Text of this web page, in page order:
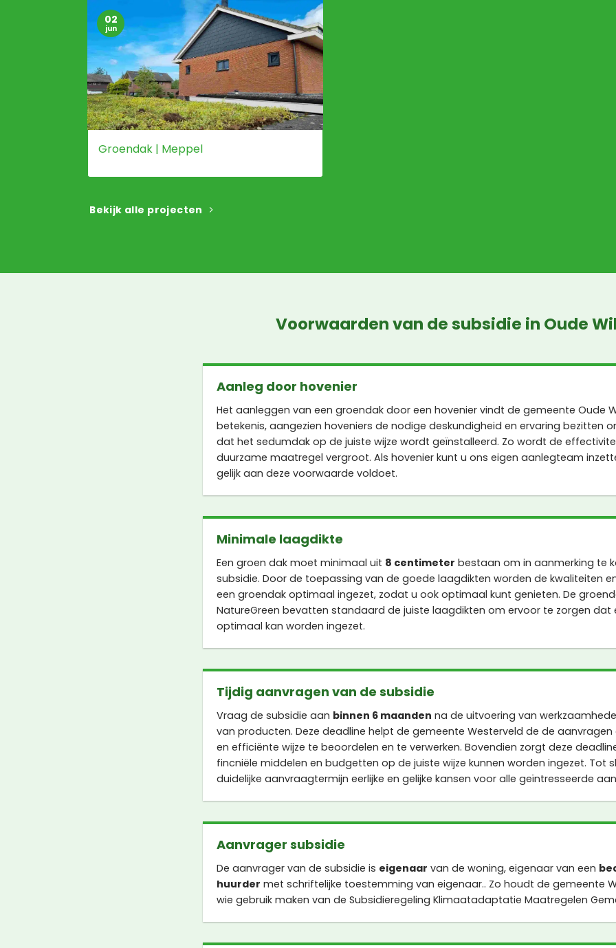
Groendak | Meppel
02
jun
Bekijk alle projecten
Voorwaarden van de subsidie in Oude
Aanleg door hovenier
Het aanleggen van een groendak door een hovenier vindt de gemeente Oude
betekenis, aangezien hoveniers de nodige deskundigheid en ervaring bezitten
dat het sedumdak op de juiste wijze wordt geïnstalleerd. Zo wordt de
duurzame maatregel vergroot. Als hovenier kunt u ons eigen aanlegteam
gelijk aan deze voorwaarde voldoet.
Minimale laagdikte
Een groen dak moet minimaal uit 8 centimeter bestaan om in aanmerking te
subsidie. Door de toepassing van de goede laagdikten worden de kwaliteiten
een groendak optimaal ingezet, zodat u ook optimaal kunt genieten. De
NatureGreen bevatten standaard de juiste laagdikten om ervoor te zorgen dat
optimaal kan worden ingezet.
Tijdig aanvragen van de subsidie
Vraag de subsidie aan binnen 6 maanden na de uitvoering van
van producten. Deze deadline helpt de gemeente Westerveld de de aanvragen
en efficiënte wijze te beoordelen en te verwerken. Bovendien zorgt deze
fincniële middelen en budgetten op de juiste wijze kunnen worden ingezet. Tot
duidelijke aanvraagtermijn eerlijke en gelijke kansen voor alle geïntresseerde
Aanvrager subsidie
De aanvrager van de subsidie is eigenaar van de woning, eigenaar van een
huurder met schriftelijke toestemming van eigenaar.. Zo houdt de gemeente
wie gebruik maken van de Subsidieregeling Klimaatadaptatie Maatregelen